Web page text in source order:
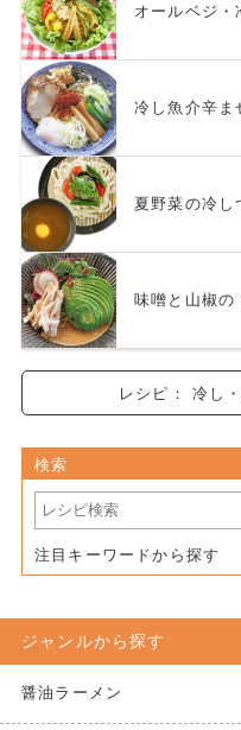
オールベジ・
冷し魚介辛ま
夏野菜の冷し
味噌と山椒の
検索
注目キーワードから探す
ジャンルから探す
醤油ラーメン